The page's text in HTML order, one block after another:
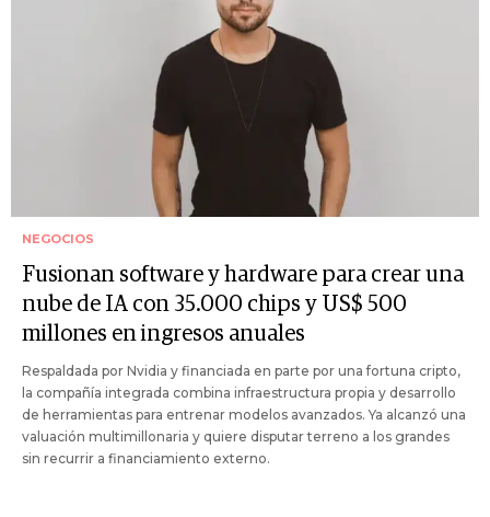
NEGOCIOS
Fusionan software y hardware para crear una
nube de IA con 35.000 chips y US$ 500
millones en ingresos anuales
Respaldada por Nvidia y financiada en parte por una fortuna cripto,
la compañía integrada combina infraestructura propia y desarrollo
de herramientas para entrenar modelos avanzados. Ya alcanzó una
valuación multimillonaria y quiere disputar terreno a los grandes
sin recurrir a financiamiento externo.